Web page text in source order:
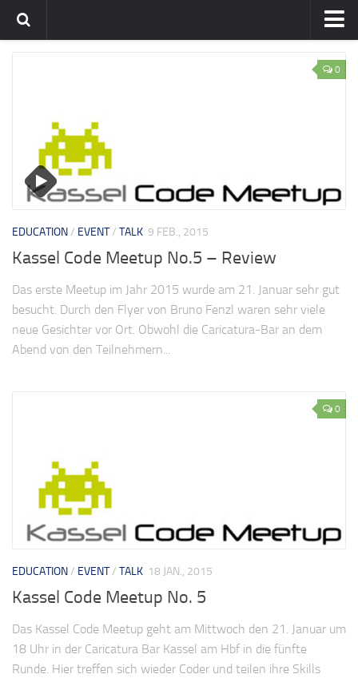
0
EDUCATION/ EVENT/ TALK 9 FEB., 2015
Kassel Code Meetup No.5 – Review
Das erste Meetup im Jahr 2015 wurde am 21. Januar sehr gut
besucht. Durch den Flyer von Bruno Fenzl waren sehr viele
neue Gesichter vor Ort. Obwohl die Caricatura-Bar an dem
Abend von den Teilnehmern...
0
EDUCATION/ EVENT/ TALK 18 JAN., 2015
Kassel Code Meetup No. 5
Das Kassel Code Meetup geht am Mittwoch den 21. Januar um
18 Uhr in der Caricatura Bar Kassel am Hbf in die fünfte
Runde. Hier treffen sich wieder Coder und teilen ihre Skills